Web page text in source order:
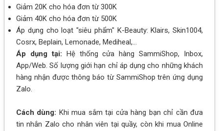
Giảm 20K cho hóa đơn từ 300K
Giảm 40K cho hóa đơn từ 500K
Áp dụng cho loạt "siêu phẩm" K-Beauty: Klairs, Skin1004,
Cosrx, Beplain, Lemonade, Mediheal,…
Áp dụng tại: Hệ thống cửa hàng SammiShop, Inbox,
App/Web. Số lượng giới hạn chỉ áp dụng cho những khách
hàng nhận được thông báo từ SammiShop trên ứng dụng
Zalo.
Cách dùng: Khi mua sắm tại cửa hàng bạn chỉ cần đưa
tin nhắn Zalo cho nhân viên tại quầy, còn khi mua Online